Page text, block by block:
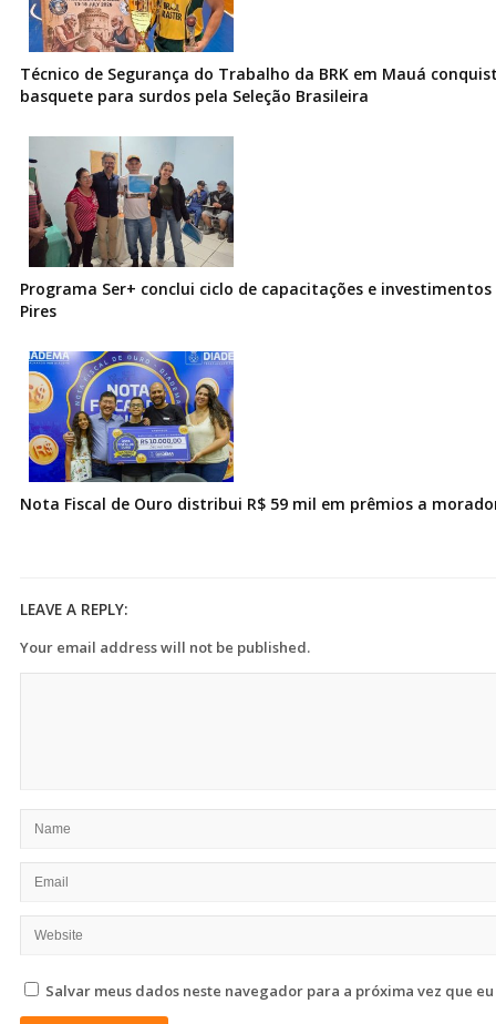
Técnico de Segurança do Trabalho da BRK em Mauá
basquete para surdos pela Seleção Brasileira
Programa Ser+ conclui ciclo de capacitações e
Pires
Nota Fiscal de Ouro distribui R$ 59 mil em prêmios a
LEAVE A REPLY:
Your email address will not be published.
Salvar meus dados neste navegador para a próxima vez que